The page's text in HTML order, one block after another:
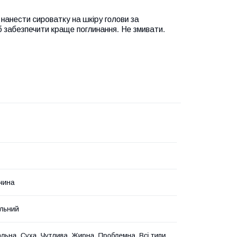
сироватку на шкіру голови за
забезпечити краще поглинання. Не змивати.
Суха, Чутлива, Жирна, Проблемна, Всі типи